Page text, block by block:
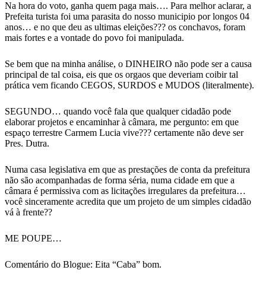
Na hora do voto, ganha quem paga mais…. Para melhor aclarar, a
Prefeita turista foi uma parasita do nosso municipio por longos 04
anos… e no que deu as ultimas eleições??? os conchavos, foram
mais fortes e a vontade do povo foi manipulada.
Se bem que na minha análise, o DINHEIRO não pode ser a causa
principal de tal coisa, eis que os orgaos que deveriam coibir tal
prática vem ficando CEGOS, SURDOS e MUDOS (literalmente).
SEGUNDO… quando você fala que qualquer cidadão pode
elaborar projetos e encaminhar à câmara, me pergunto: em que
espaço terrestre Carmem Lucia vive??? certamente não deve ser
Pres. Dutra.
Numa casa legislativa em que as prestações de conta da prefeitura
não são acompanhadas de forma séria, numa cidade em que a
câmara é permissiva com as licitações irregulares da prefeitura…
você sinceramente acredita que um projeto de um simples cidadão
vá à frente??
ME POUPE…
Comentário do Blogue: Eita “Caba” bom.